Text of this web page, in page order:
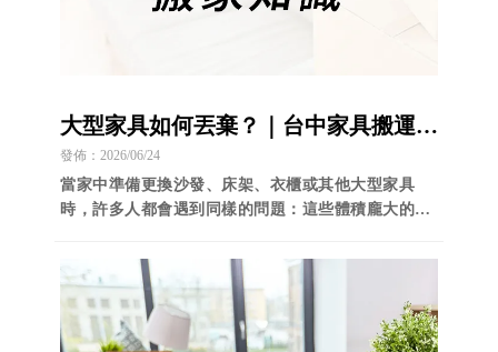
大型家具如何丟棄？｜台中家具搬運公
司｜台中垃圾清運｜
發佈：2026/06/24
當家中準備更換沙發、床架、衣櫃或其他大型家具
時，許多人都會遇到同樣的問題：這些體積龐大的家
無法直接交由一般垃圾車清運，需要依照各地規定進
行回收或清運。